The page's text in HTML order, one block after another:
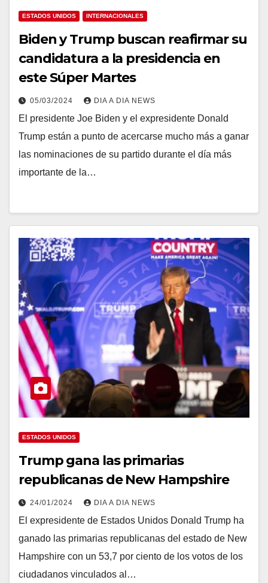
ESTADOS UNIDOS INTERNACIONALES
Biden y Trump buscan reafirmar su
candidatura a la presidencia en
este Súper Martes
05/03/2024 DIA A DIA NEWS
El presidente Joe Biden y el expresidente Donald
Trump están a punto de acercarse mucho más a ganar
las nominaciones de su partido durante el día más
importante de la…
ESTADOS UNIDOS
Trump gana las primarias
republicanas de New Hampshire
24/01/2024 DIA A DIA NEWS
El expresidente de Estados Unidos Donald Trump ha
ganado las primarias republicanas del estado de New
Hampshire con un 53,7 por ciento de los votos de los
ciudadanos vinculados al…